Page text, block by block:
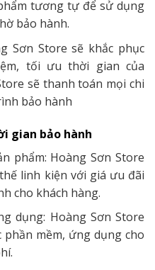
tương tự để sử dụng
bảo hành.
Sơn Store sẽ khắc phục
tối ưu thời gian của
sẽ thanh toán mọi chi
bảo hành
gian bảo hành
phẩm: Hoàng Sơn Store
linh kiện với giá ưu đãi
cho khách hàng.
dụng: Hoàng Sơn Store
mềm, ứng dụng cho